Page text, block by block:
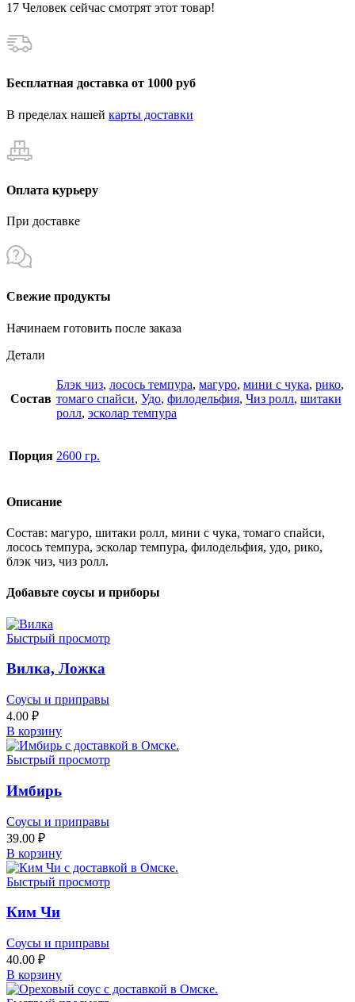
17 Человек сейчас смотрят этот товар!
Бесплатная доставка от 1000 руб
В пределах нашей карты доставки
Оплата курьеру
При доставке
Свежие продукты
Начинаем готовить после заказа
Детали
Состав
Блэк чиз, лосось темпура, магуро, мини с чука, рико,
томаго спайси, Удо, филодельфия, Чиз ролл, шитаки
ролл, эсколар темпура
Порция 2600 гр.
Описание
Состав: магуро, шитаки ролл, мини с чука, томаго спайси,
лосось темпура, эсколар темпура, филодельфия, удо, рико,
блэк чиз, чиз ролл.
Добавьте соусы и приборы
Быстрый просмотр
Вилка, Ложка
Соусы и приправы
4.00 ₽
В корзину
Быстрый просмотр
Имбирь
Соусы и приправы
39.00 ₽
В корзину
Быстрый просмотр
Ким Чи
Соусы и приправы
40.00 ₽
В корзину